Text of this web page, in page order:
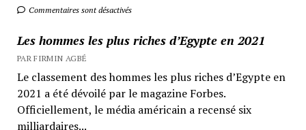
Commentaires sont désactivés
Les hommes les plus riches d’Egypte en 2021
PAR FIRMIN AGBÉ
Le classement des hommes les plus riches d’Egypte en
2021 a été dévoilé par le magazine Forbes.
Officiellement, le média américain a recensé six
milliardaires...